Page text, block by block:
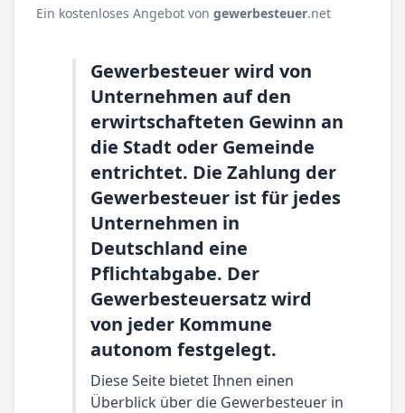
Ein kostenloses Angebot von gewerbesteuer.net
Gewerbesteuer wird von
Unternehmen auf den
erwirtschafteten Gewinn an
die Stadt oder Gemeinde
entrichtet. Die Zahlung der
Gewerbesteuer ist für jedes
Unternehmen in
Deutschland eine
Pflichtabgabe. Der
Gewerbesteuersatz wird
von jeder Kommune
autonom festgelegt.
Diese Seite bietet Ihnen einen
Überblick über die Gewerbesteuer in